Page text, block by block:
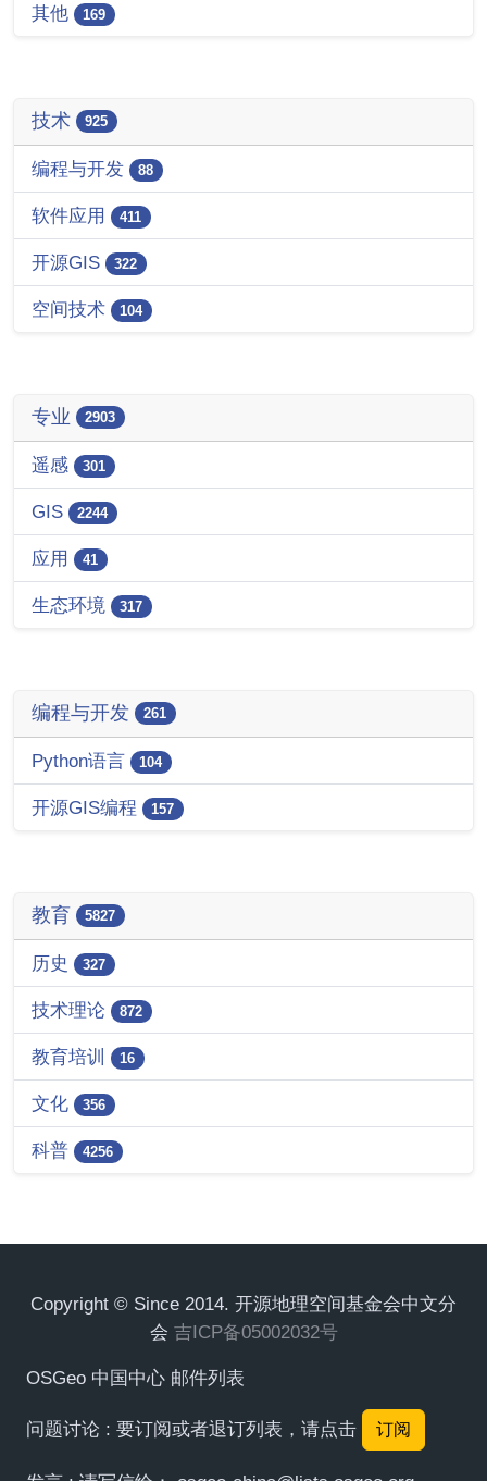
其他 169
技术 925
编程与开发 88
软件应用 411
开源GIS 322
空间技术 104
专业 2903
遥感 301
GIS 2244
应用 41
生态环境 317
编程与开发 261
Python语言 104
开源GIS编程 157
教育 5827
历史 327
技术理论 872
教育培训 16
文化 356
科普 4256
Copyright © Since 2014. 开源地理空间基金会中文分
会 吉ICP备05002032号
OSGeo 中国中心 邮件列表
问题讨论 : 要订阅或者退订列表，请点击 订阅